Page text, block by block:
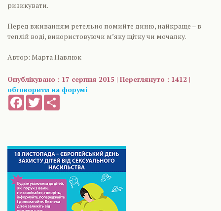
ризикувати.
Перед вживанням ретельно помийте диню, найкраще – в
теплій воді, використовуючи м’яку щітку чи мочалку.
Автор: Марта Павлюк
Опублікувано : 17 серпня 2015 | Переглянуто : 1412 |
обговорити на форумі
FacebookTwitter